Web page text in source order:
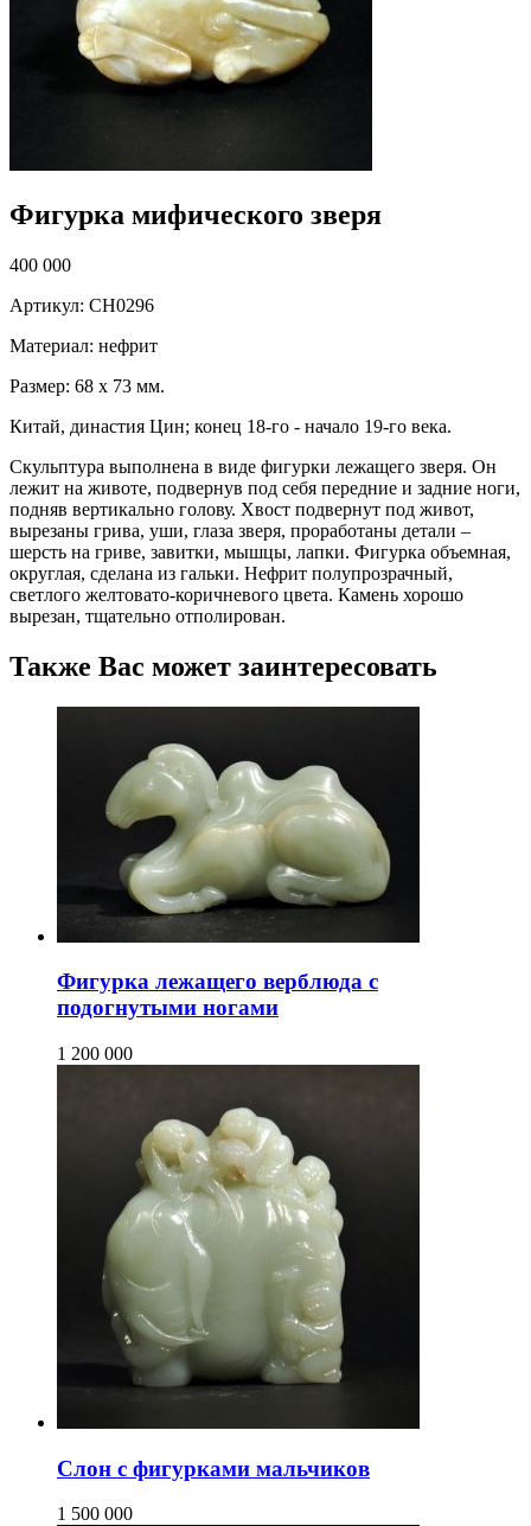
Фигурка мифического зверя
400 000
Артикул: CH0296
Материал: нефрит
Размер: 68 х 73 мм.
Китай, династия Цин; конец 18-го - начало 19-го века.
Скульптура выполнена в виде фигурки лежащего зверя. Он
лежит на животе, подвернув под себя передние и задние ноги,
подняв вертикально голову. Хвост подвернут под живот,
вырезаны грива, уши, глаза зверя, проработаны детали –
шерсть на гриве, завитки, мышцы, лапки. Фигурка объемная,
округлая, сделана из гальки. Нефрит полупрозрачный,
светлого желтовато-коричневого цвета. Камень хорошо
вырезан, тщательно отполирован.
Также Вас может заинтересовать
Фигурка лежащего верблюда с
подогнутыми ногами
1 200 000
Слон с фигурками мальчиков
1 500 000